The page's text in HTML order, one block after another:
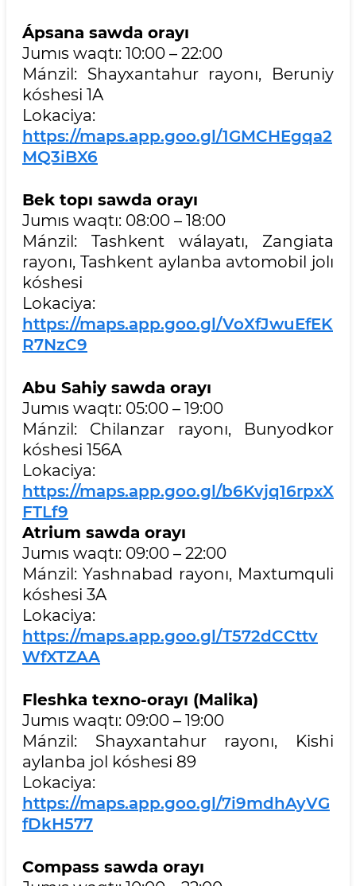
Ápsana sawda orayı
Jumıs waqtı: 10:00 – 22:00
Mánzil: Shayxantahur rayonı, Beruniy
kóshesi 1A
Lokaciya:
https://maps.app.goo.gl/1GMCHEgqa2
MQ3iBX6
Bek topı sawda orayı
Jumıs waqtı: 08:00 – 18:00
Mánzil: Tashkent wálayatı, Zangiata
rayonı, Tashkent aylanba avtomobil jolı
kóshesi
Lokaciya:
https://maps.app.goo.gl/VoXfJwuEfEK
R7NzC9
Abu Sahiy sawda orayı
Jumıs waqtı: 05:00 – 19:00
Mánzil: Chilanzar rayonı, Bunyodkor
kóshesi 156A
Lokaciya:
https://maps.app.goo.gl/b6Kvjq16rpxX
FTLf9
Atrium sawda orayı
Jumıs waqtı: 09:00 – 22:00
Mánzil: Yashnabad rayonı, Maxtumquli
kóshesi 3A
Lokaciya:
https://maps.app.goo.gl/T572dCCttv
WfXTZAA
Fleshka texno-orayı (Malika)
Jumıs waqtı: 09:00 – 19:00
Mánzil: Shayxantahur rayonı, Kishi
aylanba jol kóshesi 89
Lokaciya:
https://maps.app.goo.gl/7i9mdhAyVG
fDkH577
Compass sawda orayı